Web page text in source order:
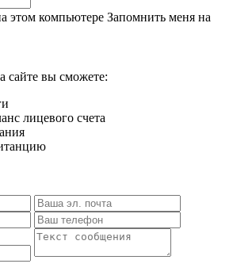
этом компьютере Запомнить меня на
сайте вы сможете:
лицевого счета